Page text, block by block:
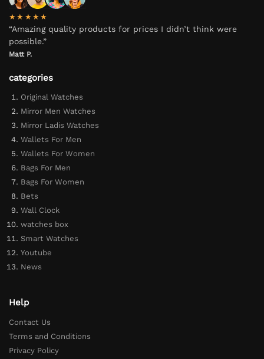
★★★★★
“Amazing quality products for prices I didn’t think were
possible.”
Matt P.
categories
Original Watches
Mirror Men Watches
Mirror Ladis Watches
Wallets For Men
Wallets For Women
Bags For Men
Bags For Women
Bets
Wall Clock
watches box
Smart Watches
Youtube
News
Help
Contact Us
Terms and Conditions
Privacy Policy